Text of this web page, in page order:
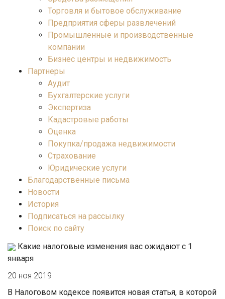
Торговля и бытовое обслуживание
Предприятия сферы развлечений
Промышленные и производственные
компании
Бизнес центры и недвижимость
Партнеры
Аудит
Бухгалтерские услуги
Экспертиза
Кадастровые работы
Оценка
Покупка/продажа недвижимости
Страхование
Юридические услуги
Благодарственные письма
Новости
История
Подписаться на рассылку
Поиск по сайту
Какие налоговые изменения вас ожидают с 1
января
20 ноя 2019
В Налоговом кодексе появится новая статья, в которой